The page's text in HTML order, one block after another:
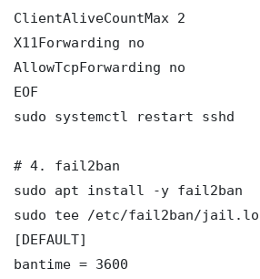
ClientAliveCountMax 2
X11Forwarding no
AllowTcpForwarding no
EOF
sudo systemctl restart sshd
# 4. fail2ban
sudo apt install -y fail2ban
sudo tee /etc/fail2ban/
[DEFAULT]
bantime = 3600